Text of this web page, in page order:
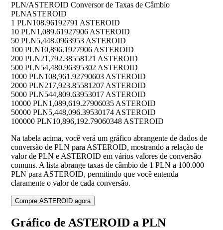
PLN/ASTEROID Conversor de Taxas de Câmbio
PLNASTEROID
1 PLN108.96192791 ASTEROID
10 PLN1,089.61927906 ASTEROID
50 PLN5,448.0963953 ASTEROID
100 PLN10,896.1927906 ASTEROID
200 PLN21,792.38558121 ASTEROID
500 PLN54,480.96395302 ASTEROID
1000 PLN108,961.92790603 ASTEROID
2000 PLN217,923.85581207 ASTEROID
5000 PLN544,809.63953017 ASTEROID
10000 PLN1,089,619.27906035 ASTEROID
50000 PLN5,448,096.39530174 ASTEROID
100000 PLN10,896,192.79060348 ASTEROID
Na tabela acima, você verá um gráfico abrangente de dados de
conversão de PLN para ASTEROID, mostrando a relação de
valor de PLN e ASTEROID em vários valores de conversão
comuns. A lista abrange taxas de câmbio de 1 PLN a 100.000
PLN para ASTEROID, permitindo que você entenda
claramente o valor de cada conversão.
Compre ASTEROID agora
Gráfico de ASTEROID a PLN